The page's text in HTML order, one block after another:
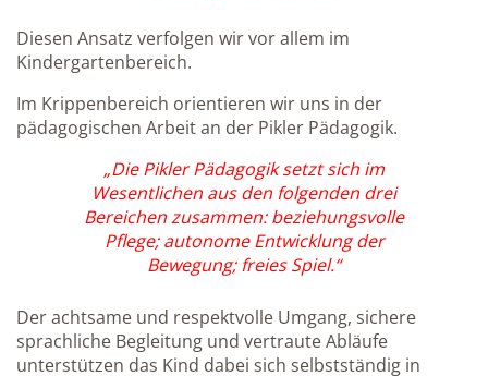
Diesen Ansatz verfolgen wir vor allem im
Kindergartenbereich.
Im Krippenbereich orientieren wir uns in der
pädagogischen Arbeit an der Pikler Pädagogik.
„Die Pikler Pädagogik setzt sich im
Wesentlichen aus den folgenden drei
Bereichen zusammen: beziehungsvolle
Pflege; autonome Entwicklung der
Bewegung; freies Spiel.“
Der achtsame und respektvolle Umgang, sichere
sprachliche Begleitung und vertraute Abläufe
unterstützen das Kind dabei sich selbstständig in